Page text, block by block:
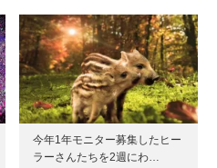
今年1年モニター募集したヒー
ラーさんたちを2週にわ…